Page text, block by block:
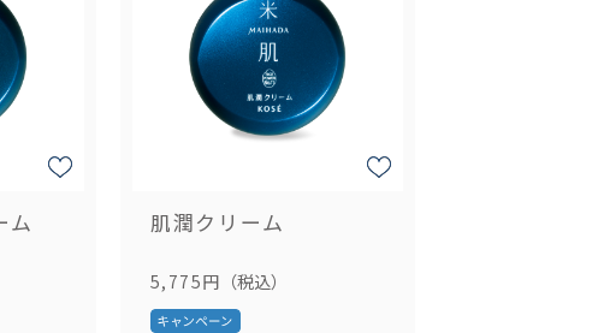
ム 肌潤クリーム
5,775円 （税込）